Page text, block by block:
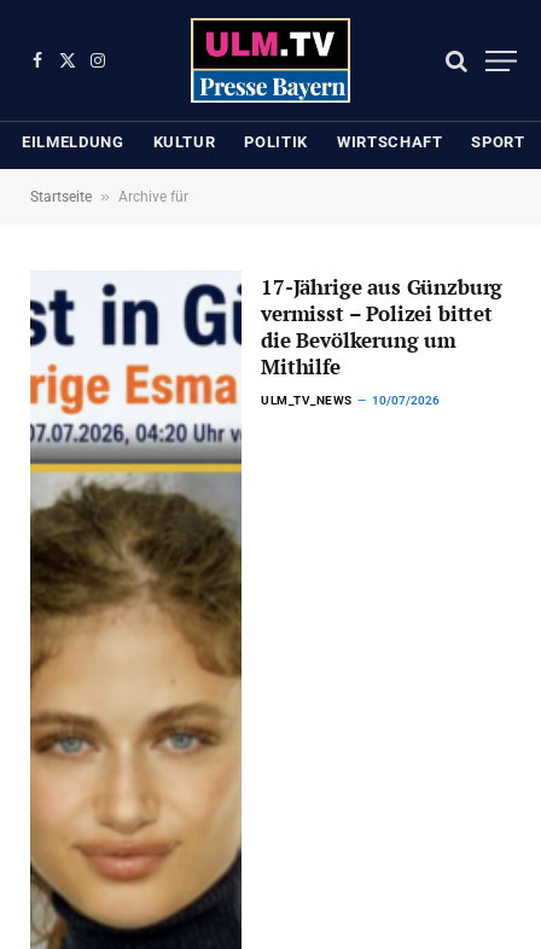
Facebook
X
Instagram
EILMELDUNG KULTUR POLITIK WIRTSCHAFT SPORT
Startseite » Archive für
17-Jährige aus Günzburg
vermisst – Polizei bittet
die Bevölkerung um
Mithilfe
ULM_TV_NEWS 10/07/2026